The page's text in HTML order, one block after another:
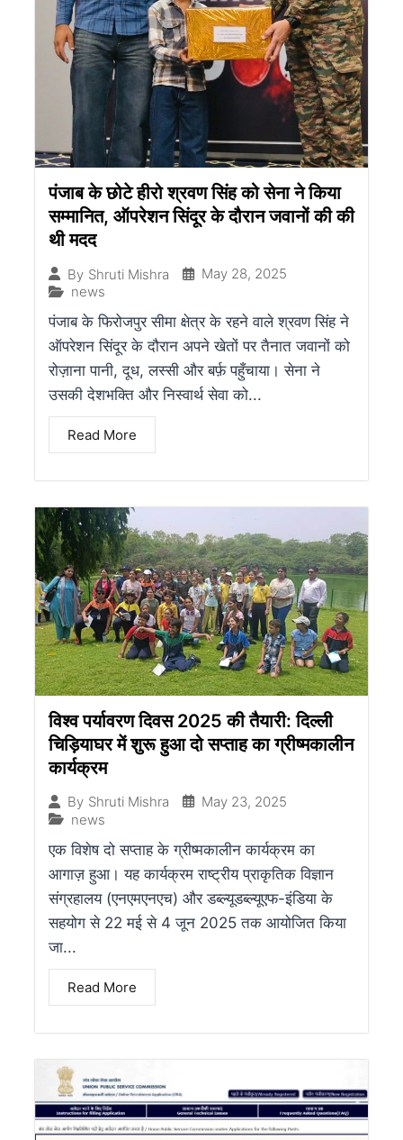
पंजाब के छोटे हीरो श्रवण सिंह को सेना ने किया
सम्मानित, ऑपरेशन सिंदूर के दौरान जवानों की की
थी मदद
By Shruti Mishra
May 28, 2025
news
पंजाब के फिरोजपुर सीमा क्षेत्र के रहने वाले श्रवण सिंह ने
ऑपरेशन सिंदूर के दौरान अपने खेतों पर तैनात जवानों को
रोज़ाना पानी, दूध, लस्सी और बर्फ़ पहुँचाया। सेना ने
उसकी देशभक्ति और निस्वार्थ सेवा को...
Read More
विश्व पर्यावरण दिवस 2025 की तैयारी: दिल्ली
चिड़ियाघर में शुरू हुआ दो सप्ताह का ग्रीष्मकालीन
कार्यक्रम
By Shruti Mishra
May 23, 2025
news
एक विशेष दो सप्ताह के ग्रीष्मकालीन कार्यक्रम का
आगाज़ हुआ। यह कार्यक्रम राष्ट्रीय प्राकृतिक विज्ञान
संग्रहालय (एनएमएनएच) और डब्ल्यूडब्ल्यूएफ-इंडिया के
सहयोग से 22 मई से 4 जून 2025 तक आयोजित किया
जा...
Read More